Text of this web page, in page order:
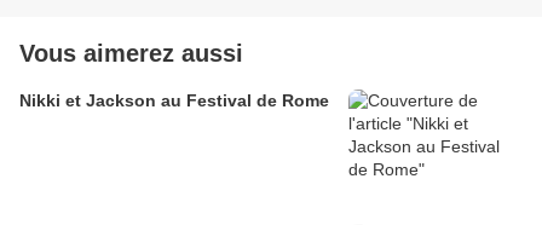
Vous aimerez aussi
Nikki et Jackson au Festival de Rome